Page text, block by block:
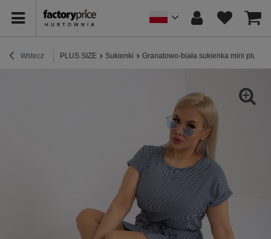
Wstecz PLUS SIZE Sukienki Granatowo-biała sukienka mini plus